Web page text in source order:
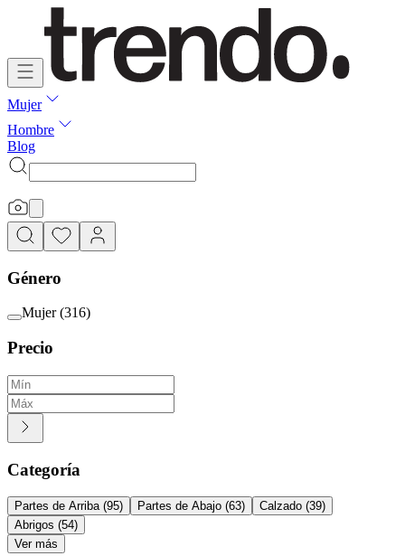
Mujer
Hombre
Blog
Género
Mujer (316)
Precio
Categoría
Partes de Arriba (95) Partes de Abajo (63) Calzado (39)
Abrigos (54)
Ver más